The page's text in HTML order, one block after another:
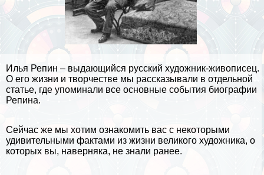
Илья Репин – выдающийся русский художник-живописец.
О его жизни и творчестве мы рассказывали в отдельной
статье, где упоминали все основные события биографии
Репина.
Сейчас же мы хотим ознакомить вас с некоторыми
удивительными фактами из жизни великого художника, о
которых вы, наверняка, не знали ранее.